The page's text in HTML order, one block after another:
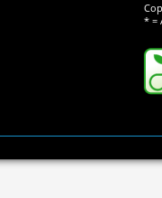
* =